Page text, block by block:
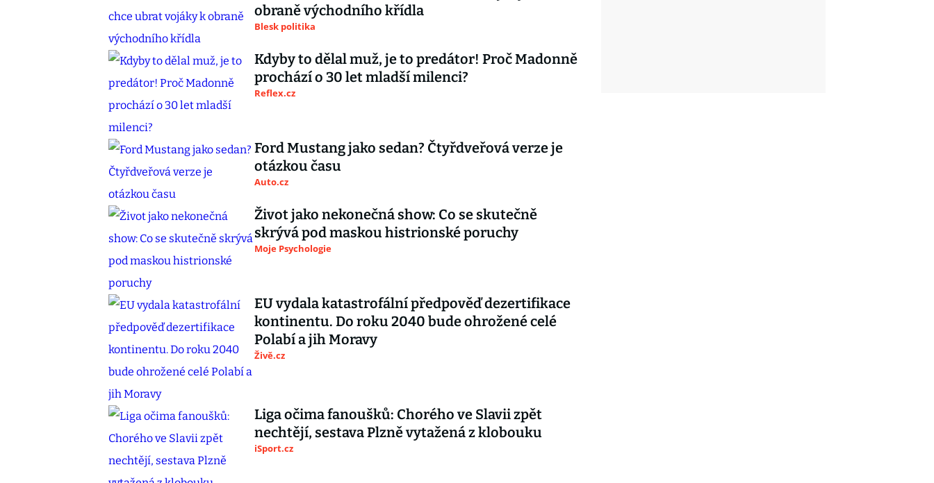
obraně východního křídla
Blesk politika
Kdyby to dělal muž, je to predátor! Proč Madonně
prochází o 30 let mladší milenci?
Reflex.cz
Ford Mustang jako sedan? Čtyřdveřová verze je
otázkou času
Auto.cz
Život jako nekonečná show: Co se skutečně
skrývá pod maskou histrionské poruchy
Moje Psychologie
EU vydala katastrofální předpověď dezertifikace
kontinentu. Do roku 2040 bude ohrožené celé
Polabí a jih Moravy
Živě.cz
Liga očima fanoušků: Chorého ve Slavii zpět
nechtějí, sestava Plzně vytažená z klobouku
iSport.cz